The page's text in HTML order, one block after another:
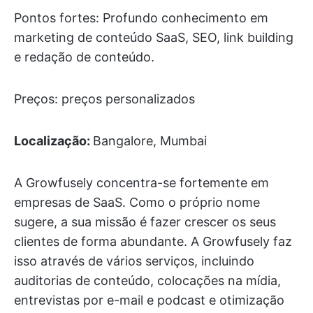
Pontos fortes: Profundo conhecimento em
marketing de conteúdo SaaS, SEO, link building
e redação de conteúdo.
Preços: preços personalizados
Localização: Bangalore, Mumbai
A Growfusely concentra-se fortemente em
empresas de SaaS. Como o próprio nome
sugere, a sua missão é fazer crescer os seus
clientes de forma abundante. A Growfusely faz
isso através de vários serviços, incluindo
auditorias de conteúdo, colocações na mídia,
entrevistas por e-mail e podcast e otimização